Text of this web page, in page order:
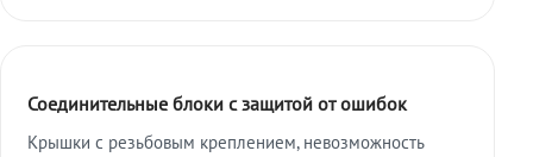
Соединительные блоки с защитой от ошибок
Крышки с резьбовым креплением, невозможность